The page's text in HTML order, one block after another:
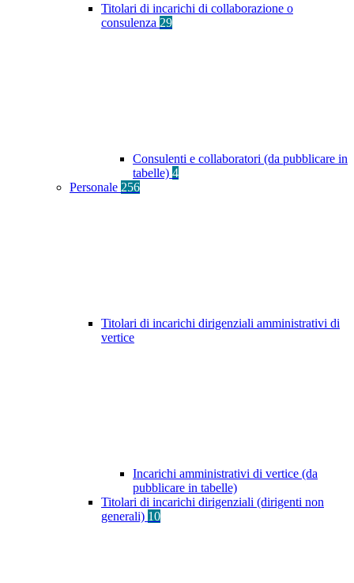
Titolari di incarichi di collaborazione o
consulenza 29
Consulenti e collaboratori (da pubblicare in
tabelle) 4
Personale 256
Titolari di incarichi dirigenziali amministrativi di
vertice
Incarichi amministrativi di vertice (da
pubblicare in tabelle)
Titolari di incarichi dirigenziali (dirigenti non
generali) 10